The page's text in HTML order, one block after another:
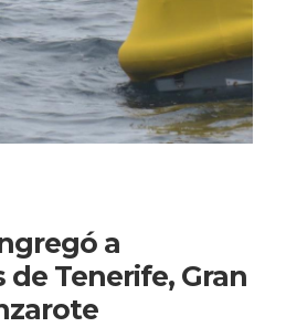
a
Tenerife, Gran